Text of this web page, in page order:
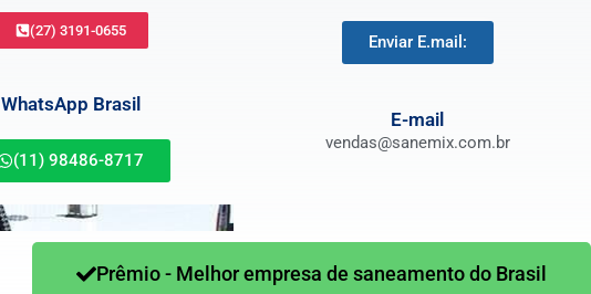
(27) 3191-0655
WhatsApp Brasil
(11) 98486-8717
Enviar E.mail:
E-mail
vendas@sanemix.com.br
Prêmio - Melhor empresa de saneamento do Brasil